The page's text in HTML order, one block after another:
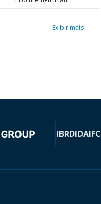
Exibir mais
IBRDIDAIFC